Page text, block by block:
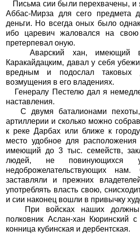
Письма сии были перехвачены, и
Аббас-Мирза для сего предмета
деньги. Но всегда оных было
ибо царевич жаловался на
претерпевал оную.
Аварский хан, имеющий
Каракайдацким, давал у себя
вредным и подослал таковых
возмущения в его владениях.
Генералу Пестелю дал я
наставления.
С двумя баталионами пехоты,
артиллерии и сколько можно
к реке Дарбах или ближе к
место удобное для расположения
имеющий до 3 тыс. семейств,
людей, не
недоброжелательствующих
заставляли и прежних
употреблять власть свою,
и сии наконец вошли в привычку
При войсках наших должны
полковник Аслан-хан Кюринский
конница кубинская и дербентская.